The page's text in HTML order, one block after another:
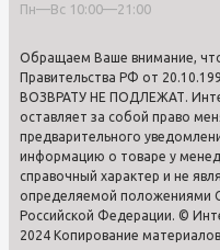
Пн—Вс 10:00—21:00
Обращаем Ваше внимание,
Правительства РФ от
ВОЗВРАТУ НЕ ПОДЛЕЖАТ.
оставляет за собой право
предварительного
информацию о товаре у
справочный характер и не
определяемой положениями
Российской Федерации. ©
2024 Копирование